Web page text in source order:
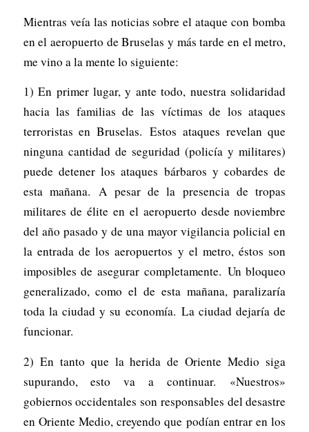
Mientras veía las noticias sobre el ataque con bomba
en el aeropuerto de Bruselas y más tarde en el metro,
me vino a la mente lo siguiente:
1) En primer lugar, y ante todo, nuestra solidaridad
hacia las familias de las víctimas de los ataques
terroristas en Bruselas. Estos ataques revelan que
ninguna cantidad de seguridad (policía y militares)
puede detener los ataques bárbaros y cobardes de
esta mañana. A pesar de la presencia de tropas
militares de élite en el aeropuerto desde noviembre
del año pasado y de una mayor vigilancia policial en
la entrada de los aeropuertos y el metro, éstos son
imposibles de asegurar completamente. Un bloqueo
generalizado, como el de esta mañana, paralizaría
toda la ciudad y su economía. La ciudad dejaría de
funcionar.
2) En tanto que la herida de Oriente Medio siga
supurando, esto va a continuar. «Nuestros»
gobiernos occidentales son responsables del desastre
en Oriente Medio, creyendo que podían entrar en los